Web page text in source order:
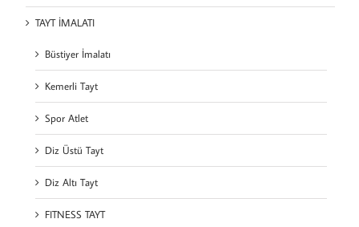
TAYT İMALATI
Büstiyer İmalatı
Kemerli Tayt
Spor Atlet
Diz Üstü Tayt
Diz Altı Tayt
FITNESS TAYT